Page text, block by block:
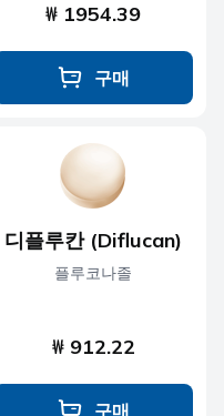
₩ 1954.39
구매
디플루칸 (Diflucan)
플루코나졸
₩ 912.22
구매